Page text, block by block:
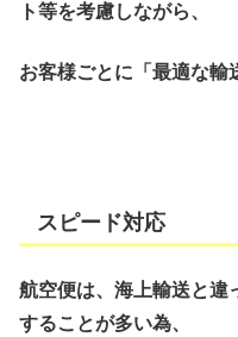
ト等を考慮しながら、
お客様ごとに「最適な輸
スピード対応
航空便は、海上輸送と違
することが多い為、